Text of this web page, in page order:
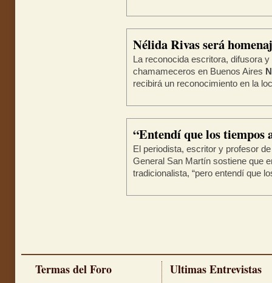
Nélida Rivas será
La reconocida escritora, difusora
chamameceros en Buenos Aires
recibirá un reconocimiento en la
“Entendí que los tiempos
El periodista, escritor y profesor
General San Martín sostiene que
tradicionalista, “pero entendí que
Termas del Foro Ultimas Entrevistas